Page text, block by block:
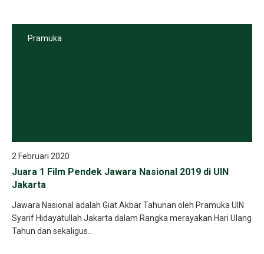
Pramuka
2 Februari 2020
Juara 1 Film Pendek Jawara Nasional 2019 di UIN
Jakarta
Jawara Nasional adalah Giat Akbar Tahunan oleh Pramuka UIN
Syarif Hidayatullah Jakarta dalam Rangka merayakan Hari Ulang
Tahun dan sekaligus..